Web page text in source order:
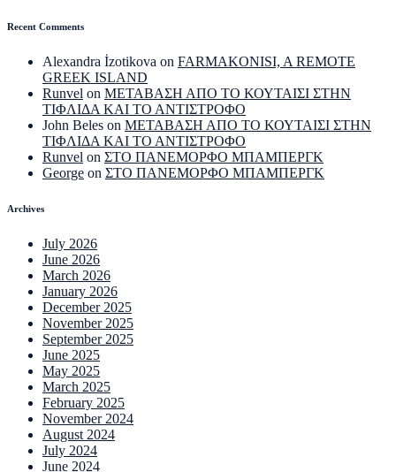
Recent Comments
Alexandra İzotikova on FARMAKONISI, A REMOTE
GREEK ISLAND
Runvel on ΜΕΤΑΒΑΣΗ ΑΠΟ ΤΟ ΚΟΥΤΑΙΣΙ ΣΤΗΝ
ΤΙΦΛΙΔΑ ΚΑΙ ΤΟ ΑΝΤΙΣΤΡΟΦΟ
John Beles on ΜΕΤΑΒΑΣΗ ΑΠΟ ΤΟ ΚΟΥΤΑΙΣΙ ΣΤΗΝ
ΤΙΦΛΙΔΑ ΚΑΙ ΤΟ ΑΝΤΙΣΤΡΟΦΟ
Runvel on ΣΤΟ ΠΑΝΕΜΟΡΦΟ ΜΠΑΜΠΕΡΓΚ
George on ΣΤΟ ΠΑΝΕΜΟΡΦΟ ΜΠΑΜΠΕΡΓΚ
Archives
July 2026
June 2026
March 2026
January 2026
December 2025
November 2025
September 2025
June 2025
May 2025
March 2025
February 2025
November 2024
August 2024
July 2024
June 2024